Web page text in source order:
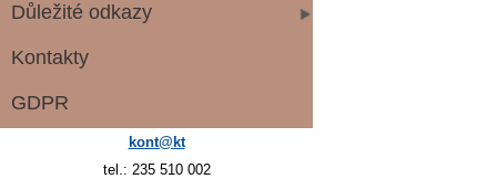
Důležité odkazy
Kontakty
GDPR
kont@kt
tel.: 235 510 002